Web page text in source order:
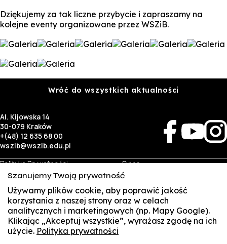
Dziękujemy za tak liczne przybycie i zapraszamy na
kolejne eventy organizowane przez WSZiB.
Wróć do wszystkich aktualności
Al. Kijowska 14
30-079 Kraków
+(48) 12 635 68 00
wszib@wszib.edu.pl
Polityka Prywatności
RODO
Identyfikacja wizualna
O nas
Rekrutacja
Studia
Kontakt
Biznes
Wynajem sal
Targi pracy
Student
Multis Multum
Szanujemy Twoją prywatność
Używamy plików cookie, aby poprawić jakość
korzystania z naszej strony oraz w celach
analitycznych i marketingowych (np. Mapy Google).
Klikając „Akceptuj wszystkie”, wyrażasz zgodę na ich
użycie. Polityka prywatności